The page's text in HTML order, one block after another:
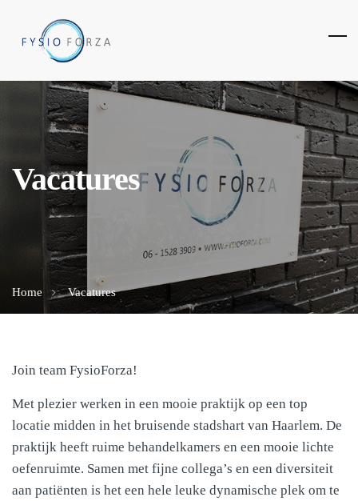
Vacatures
Home Vacatures
Join team FysioForza!
Met plezier werken in een mooie praktijk op een top
locatie midden in het bruisende stadshart van Haarlem. De
praktijk heeft ruime behandelkamers en een mooie lichte
oefenruimte. Samen met fijne collega’s en een diversiteit
aan patiënten is het een hele leuke dynamische plek om te